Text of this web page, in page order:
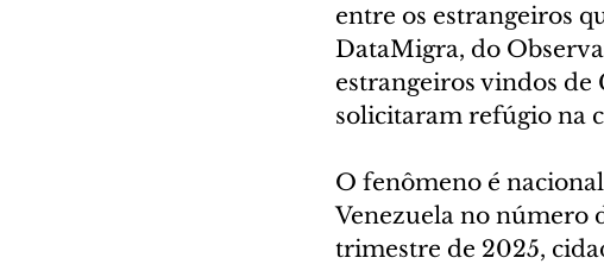
entre os estrangeiros
DataMigra, do
estrangeiros vindos de
solicitaram refúgio na
O fenômeno é
Venezuela no número
trimestre de 2025,